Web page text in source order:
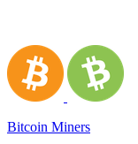
Bitcoin Miners